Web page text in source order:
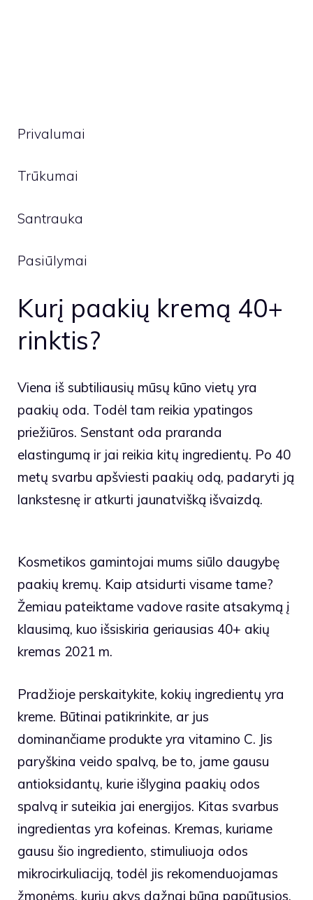
Privalumai
Trūkumai
Santrauka
Pasiūlymai
Kurį paakių kremą 40+
rinktis?
Viena iš subtiliausių mūsų kūno vietų yra
paakių oda. Todėl tam reikia ypatingos
priežiūros. Senstant oda praranda
elastingumą ir jai reikia kitų ingredientų. Po 40
metų svarbu apšviesti paakių odą, padaryti ją
lankstesnę ir atkurti jaunatvišką išvaizdą.
Kosmetikos gamintojai mums siūlo daugybę
paakių kremų. Kaip atsidurti visame tame?
Žemiau pateiktame vadove rasite atsakymą į
klausimą, kuo išsiskiria geriausias 40+ akių
kremas 2021 m.
Pradžioje perskaitykite, kokių ingredientų yra
kreme. Būtinai patikrinkite, ar jus
dominančiame produkte yra vitamino C. Jis
paryškina veido spalvą, be to, jame gausu
antioksidantų, kurie išlygina paakių odos
spalvą ir suteikia jai energijos. Kitas svarbus
ingredientas yra kofeinas. Kremas, kuriame
gausu šio ingrediento, stimuliuoja odos
mikrocirkuliaciją, todėl jis rekomenduojamas
žmonėms, kurių akys dažnai būna papūtusios.